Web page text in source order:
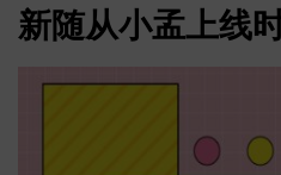
新随从小孟上线